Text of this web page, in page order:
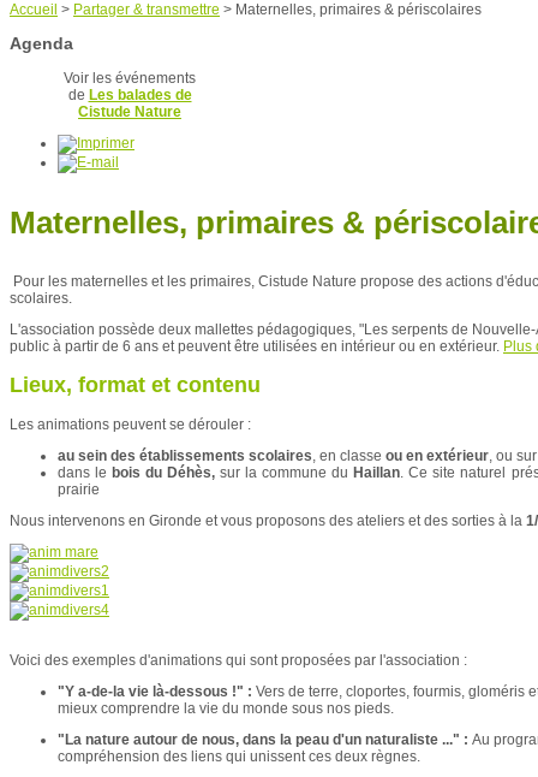
Accueil > Partager & transmettre > Maternelles, primaires & périscolaires
Agenda
Voir les événements
de Les balades de
Cistude Nature
Maternelles, primaires &
Pour les maternelles et les primaires, Cistude Nature propose des actions
scolaires.
L'association possède deux mallettes pédagogiques, "Les serpents de
public à partir de 6 ans et peuvent être utilisées en intérieur ou en extérieur. Plus
Lieux, format et contenu
Les animations peuvent se dérouler :
au sein des établissements scolaires, en classe ou en extérieur, ou
dans le bois du Déhès, sur la commune du Haillan. Ce site naturel
prairie
Nous intervenons en Gironde et vous proposons des ateliers et des sorties à la
Voici des exemples d'animations qui sont proposées par l'association :
"Y a-de-la vie là-dessous !" : Vers de terre, cloportes, fourmis, gloméris
mieux comprendre la vie du monde sous nos pieds.
"La nature autour de nous, dans la peau d'un naturaliste ..." : Au
compréhension des liens qui unissent ces deux règnes.